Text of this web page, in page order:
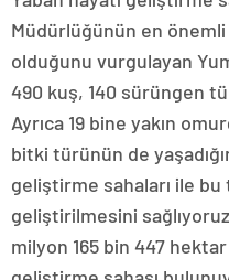
Müdürlüğünün en
olduğunu vurgulayan
490 kuş, 140 sürüngen
Ayrıca 19 bine yakın
bitki türünün de
geliştirme sahaları ile
geliştirilmesini
milyon 165 bin 447